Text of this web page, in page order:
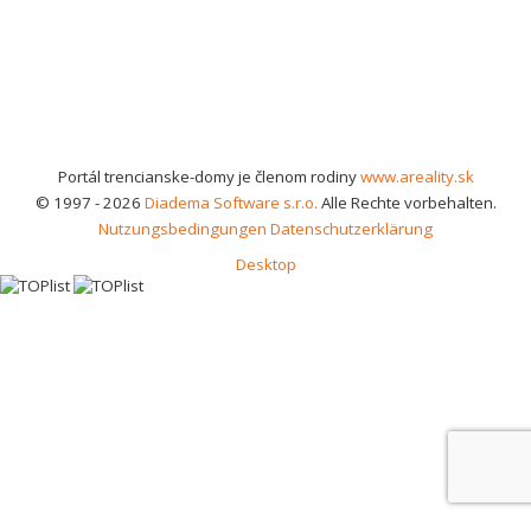
Portál trencianske-domy je členom rodinywww.areality.sk
© 1997 - 2026 Diadema Software s.r.o. Alle Rechte vorbehalten.
Nutzungsbedingungen Datenschutzerklärung
Desktop